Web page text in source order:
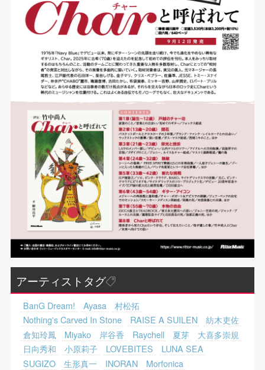
アーティストタグ
BanG Dream! Ayasa
村松拓
Nothing's Carved In Stone
RAISE A SUILEN
紡木吏佐
倉知玲鳳
Miyako 岸谷香 Raychell 夏芽
大喜多崇規
日向秀和
小原莉子 LOVEBITES
LUNA SEA
SUGIZO
生形真一 INORAN
Morfonica